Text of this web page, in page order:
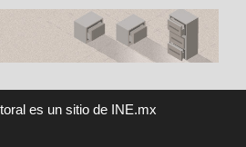
es un sitio de INE.mx